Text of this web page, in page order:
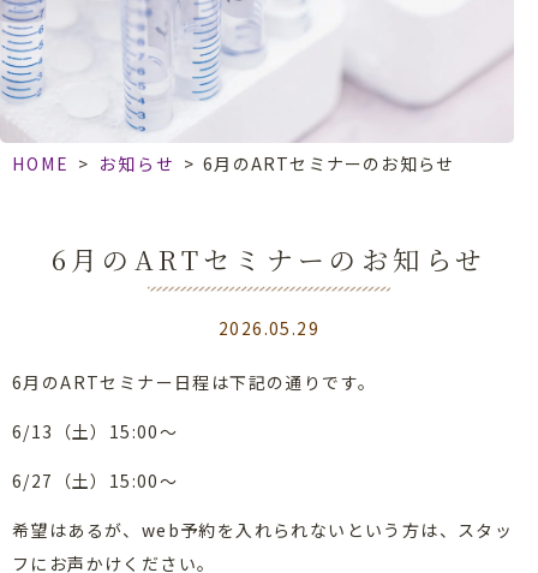
HOME > お知らせ > 6月のARTセミナーのお知らせ
6月のARTセミナーのお知らせ
2026.05.29
6月のARTセミナー日程は下記の通りです。
6/13（土）15:00～
6/27（土）15:00～
希望はあるが、web予約を入れられないという方は、スタッ
フにお声かけください。